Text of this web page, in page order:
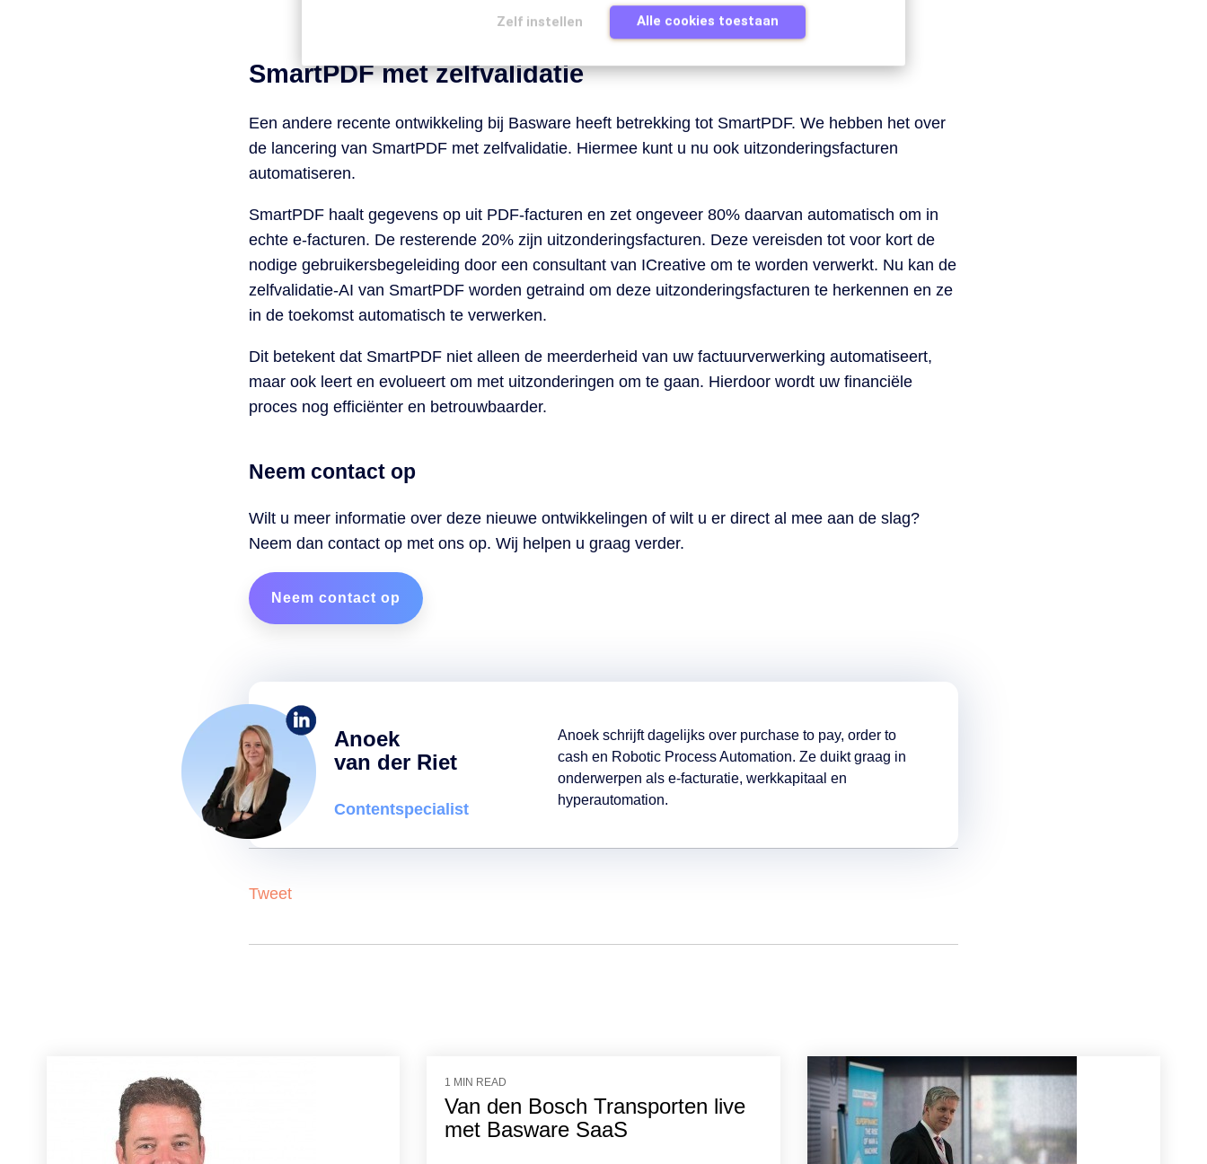
Zelf instellen Alle cookies toestaan
SmartPDF met zelfvalidatie
Een andere recente ontwikkeling bij Basware heeft betrekking tot SmartPDF. We hebben het over
de lancering van SmartPDF met zelfvalidatie. Hiermee kunt u nu ook uitzonderingsfacturen
automatiseren.
SmartPDF haalt gegevens op uit PDF-facturen en zet ongeveer 80% daarvan automatisch om in
echte e-facturen. De resterende 20% zijn uitzonderingsfacturen. Deze vereisden tot voor kort de
nodige gebruikersbegeleiding door een consultant van ICreative om te worden verwerkt. Nu kan de
zelfvalidatie-AI van SmartPDF worden getraind om deze uitzonderingsfacturen te herkennen en ze
in de toekomst automatisch te verwerken.
Dit betekent dat SmartPDF niet alleen de meerderheid van uw factuurverwerking automatiseert,
maar ook leert en evolueert om met uitzonderingen om te gaan. Hierdoor wordt uw financiële
proces nog efficiënter en betrouwbaarder.
Neem contact op
Wilt u meer informatie over deze nieuwe ontwikkelingen of wilt u er direct al mee aan de slag?
Neem dan contact op met ons op. Wij helpen u graag verder.
Neem contact op
Anoek
van der Riet
Contentspecialist
Anoek schrijft dagelijks over purchase to pay, order to
cash en Robotic Process Automation. Ze duikt graag in
onderwerpen als e-facturatie, werkkapitaal en
hyperautomation.
Tweet
1 MIN READ
Van den Bosch Transporten live
met Basware SaaS